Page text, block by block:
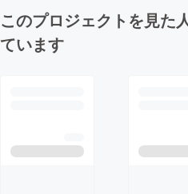
このプロジェクトを見た
ています